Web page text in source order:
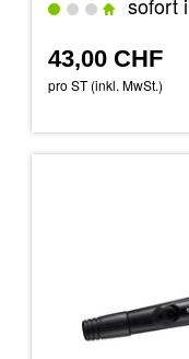
43,00 CHF
pro ST (inkl. MwSt.)